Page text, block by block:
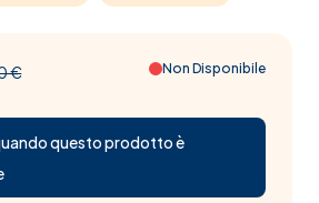
€ Non Disponibile
questo prodotto è